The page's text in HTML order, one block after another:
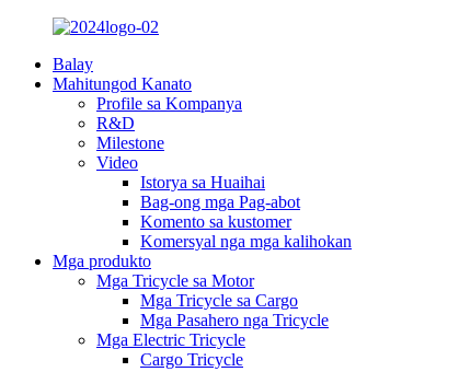
Balay
Mahitungod Kanato
Profile sa Kompanya
R&D
Milestone
Video
Istorya sa Huaihai
Bag-ong mga Pag-abot
Komento sa kustomer
Komersyal nga mga kalihokan
Mga produkto
Mga Tricycle sa Motor
Mga Tricycle sa Cargo
Mga Pasahero nga Tricycle
Mga Electric Tricycle
Cargo Tricycle